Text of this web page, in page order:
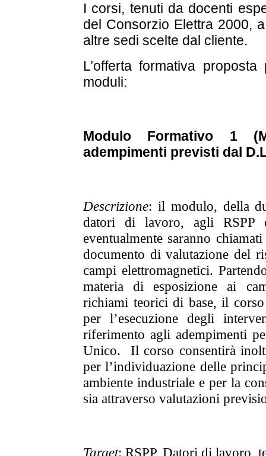
I corsi, tenuti da docenti
del Consorzio Elettra 2000,
altre sedi scelte dal cliente.
L’offerta formativa
moduli:
Modulo Formativo 1
adempimenti previsti dal
Descrizione: il modulo, della
datori di lavoro, agli RSPP
eventualmente saranno
documento di valutazione del
campi elettromagnetici.
materia di esposizione ai
richiami teorici di base, il corso
per l’esecuzione degli
riferimento agli adempimenti
Unico. Il corso consentirà
per l’individuazione delle
ambiente industriale e per la
sia attraverso valutazioni
Target: RSPP, Datori di lavoro,